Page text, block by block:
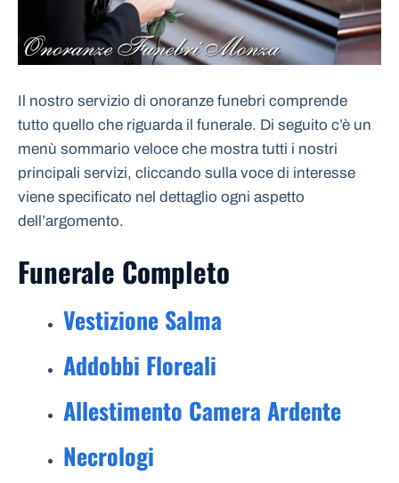
Il nostro servizio di onoranze funebri comprende
tutto quello che riguarda il funerale. Di seguito c’è un
menù sommario veloce che mostra tutti i nostri
principali servizi, cliccando sulla voce di interesse
viene specificato nel dettaglio ogni aspetto
dell’argomento.
Funerale Completo
Vestizione Salma
Addobbi Floreali
Allestimento Camera Ardente
Necrologi